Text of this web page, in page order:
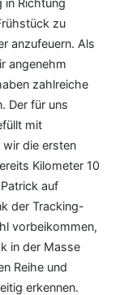
zu
anzufeuern. Als
angenehm
zahlreiche
Der für uns
mit
wir die ersten
Kilometer 10
auf
der Tracking-
vorbeikommen,
in der Masse
Reihe und
erkennen.